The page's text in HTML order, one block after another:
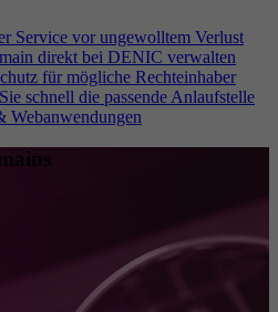
Service vor ungewolltem Verlust
direkt bei DENIC verwalten
für mögliche Rechteinhaber
schnell die passende Anlaufstelle
Webanwendungen